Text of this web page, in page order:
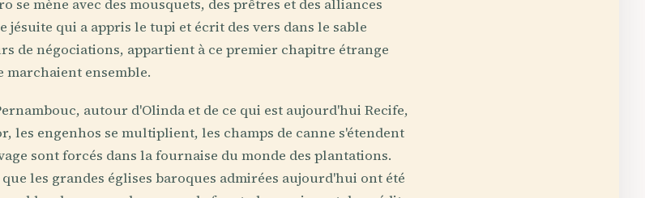
se mène avec des mousquets, des prêtres et des alliances
jésuite qui a appris le tupi et écrit des vers dans le sable
de négociations, appartient à ce premier chapitre étrange
marchaient ensemble.
autour d'Olinda et de ce qui est aujourd'hui Recife,
les engenhos se multiplient, les champs de canne s'étendent
sont forcés dans la fournaise du monde des plantations.
les grandes églises baroques admirées aujourd'hui ont été